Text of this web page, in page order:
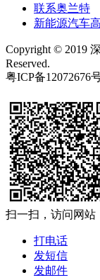
联系奥兰特
新能源汽车
Copyright © 2019
Reserved.
粤ICP备12072676
扫一扫，访问网站
打电话
发短信
发邮件